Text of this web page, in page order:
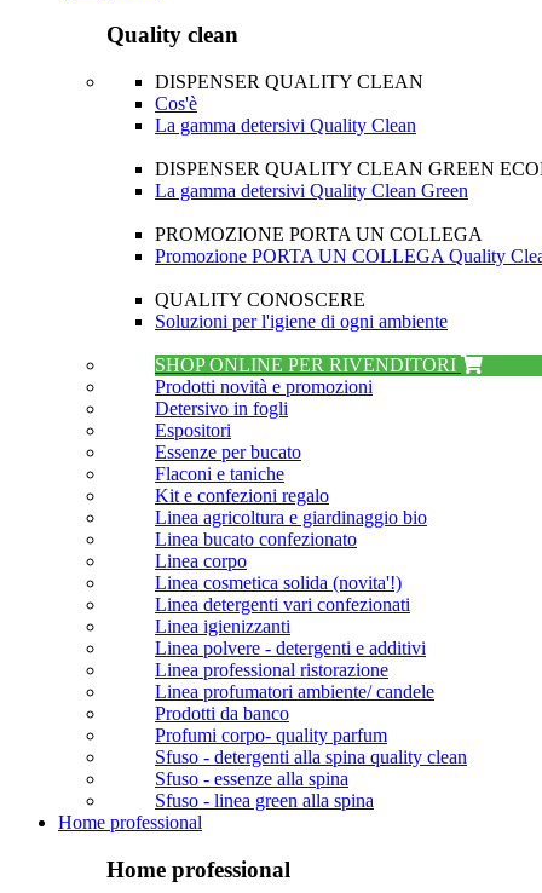
Quality clean
DISPENSER QUALITY CLEAN
Cos'è
La gamma detersivi Quality Clean
DISPENSER QUALITY CLEAN GREEN
La gamma detersivi Quality Clean Green
PROMOZIONE PORTA UN COLLEGA
Promozione PORTA UN COLLEGA Quality
QUALITY CONOSCERE
Soluzioni per l'igiene di ogni ambiente
SHOP ONLINE PER RIVENDITORI
Prodotti novità e promozioni
Detersivo in fogli
Espositori
Essenze per bucato
Flaconi e taniche
Kit e confezioni regalo
Linea agricoltura e giardinaggio bio
Linea bucato confezionato
Linea corpo
Linea cosmetica solida (novita'!)
Linea detergenti vari confezionati
Linea igienizzanti
Linea polvere - detergenti e additivi
Linea professional ristorazione
Linea profumatori ambiente/ candele
Prodotti da banco
Profumi corpo- quality parfum
Sfuso - detergenti alla spina quality clean
Sfuso - essenze alla spina
Sfuso - linea green alla spina
Home professional
Home professional